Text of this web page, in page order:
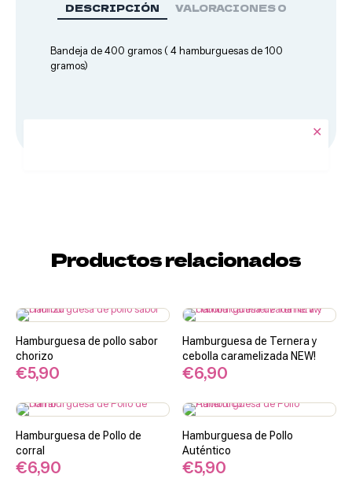
DESCRIPCIÓN VALORACIONES0
Bandeja de 400 gramos ( 4 hamburguesas de 100
gramos)
Productos relacionados
Hamburguesa de pollo sabor
chorizo
€5,90
Hamburguesa de Ternera y
cebolla caramelizada NEW!
€6,90
Hamburguesa de Pollo de
corral
€6,90
Hamburguesa de Pollo
Auténtico
€5,90
✕